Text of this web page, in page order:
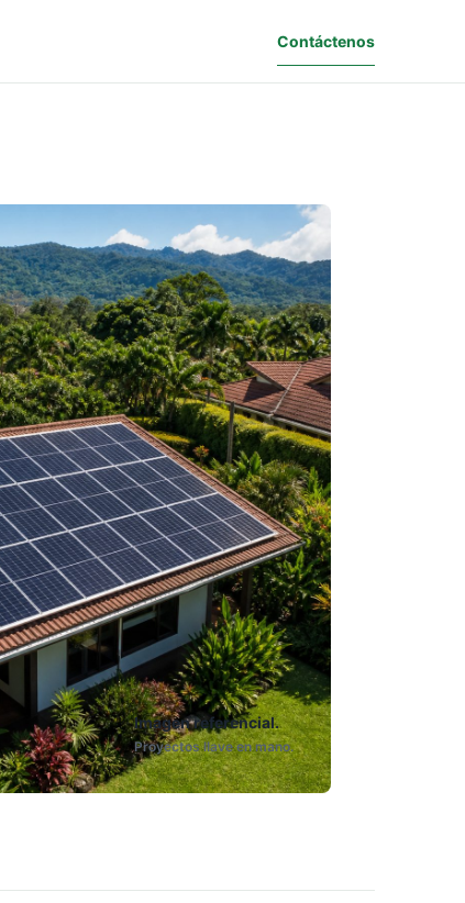
Contáctenos
Imagen referencial.
Proyectos llave en mano.